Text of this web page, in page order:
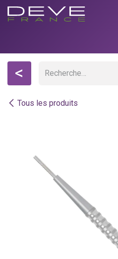
Se rendre au contenu
Tous les produits
<